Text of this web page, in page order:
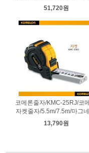
51,720원
코메론줄자/KMC-25RJ/코
자켓줄자/5.5m/7.5m/마그
13,790원